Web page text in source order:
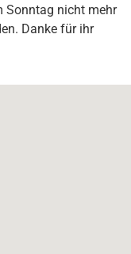
Sonntag nicht mehr
Danke für ihr